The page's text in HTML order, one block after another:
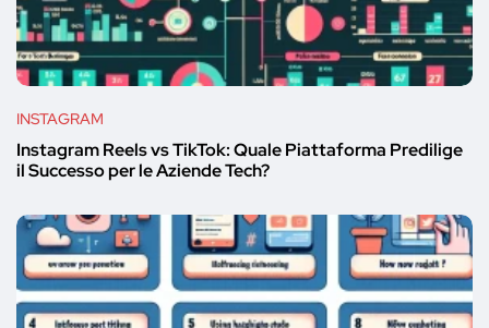
INSTAGRAM
Instagram Reels vs TikTok: Quale Piattaforma Predilige
il Successo per le Aziende Tech?